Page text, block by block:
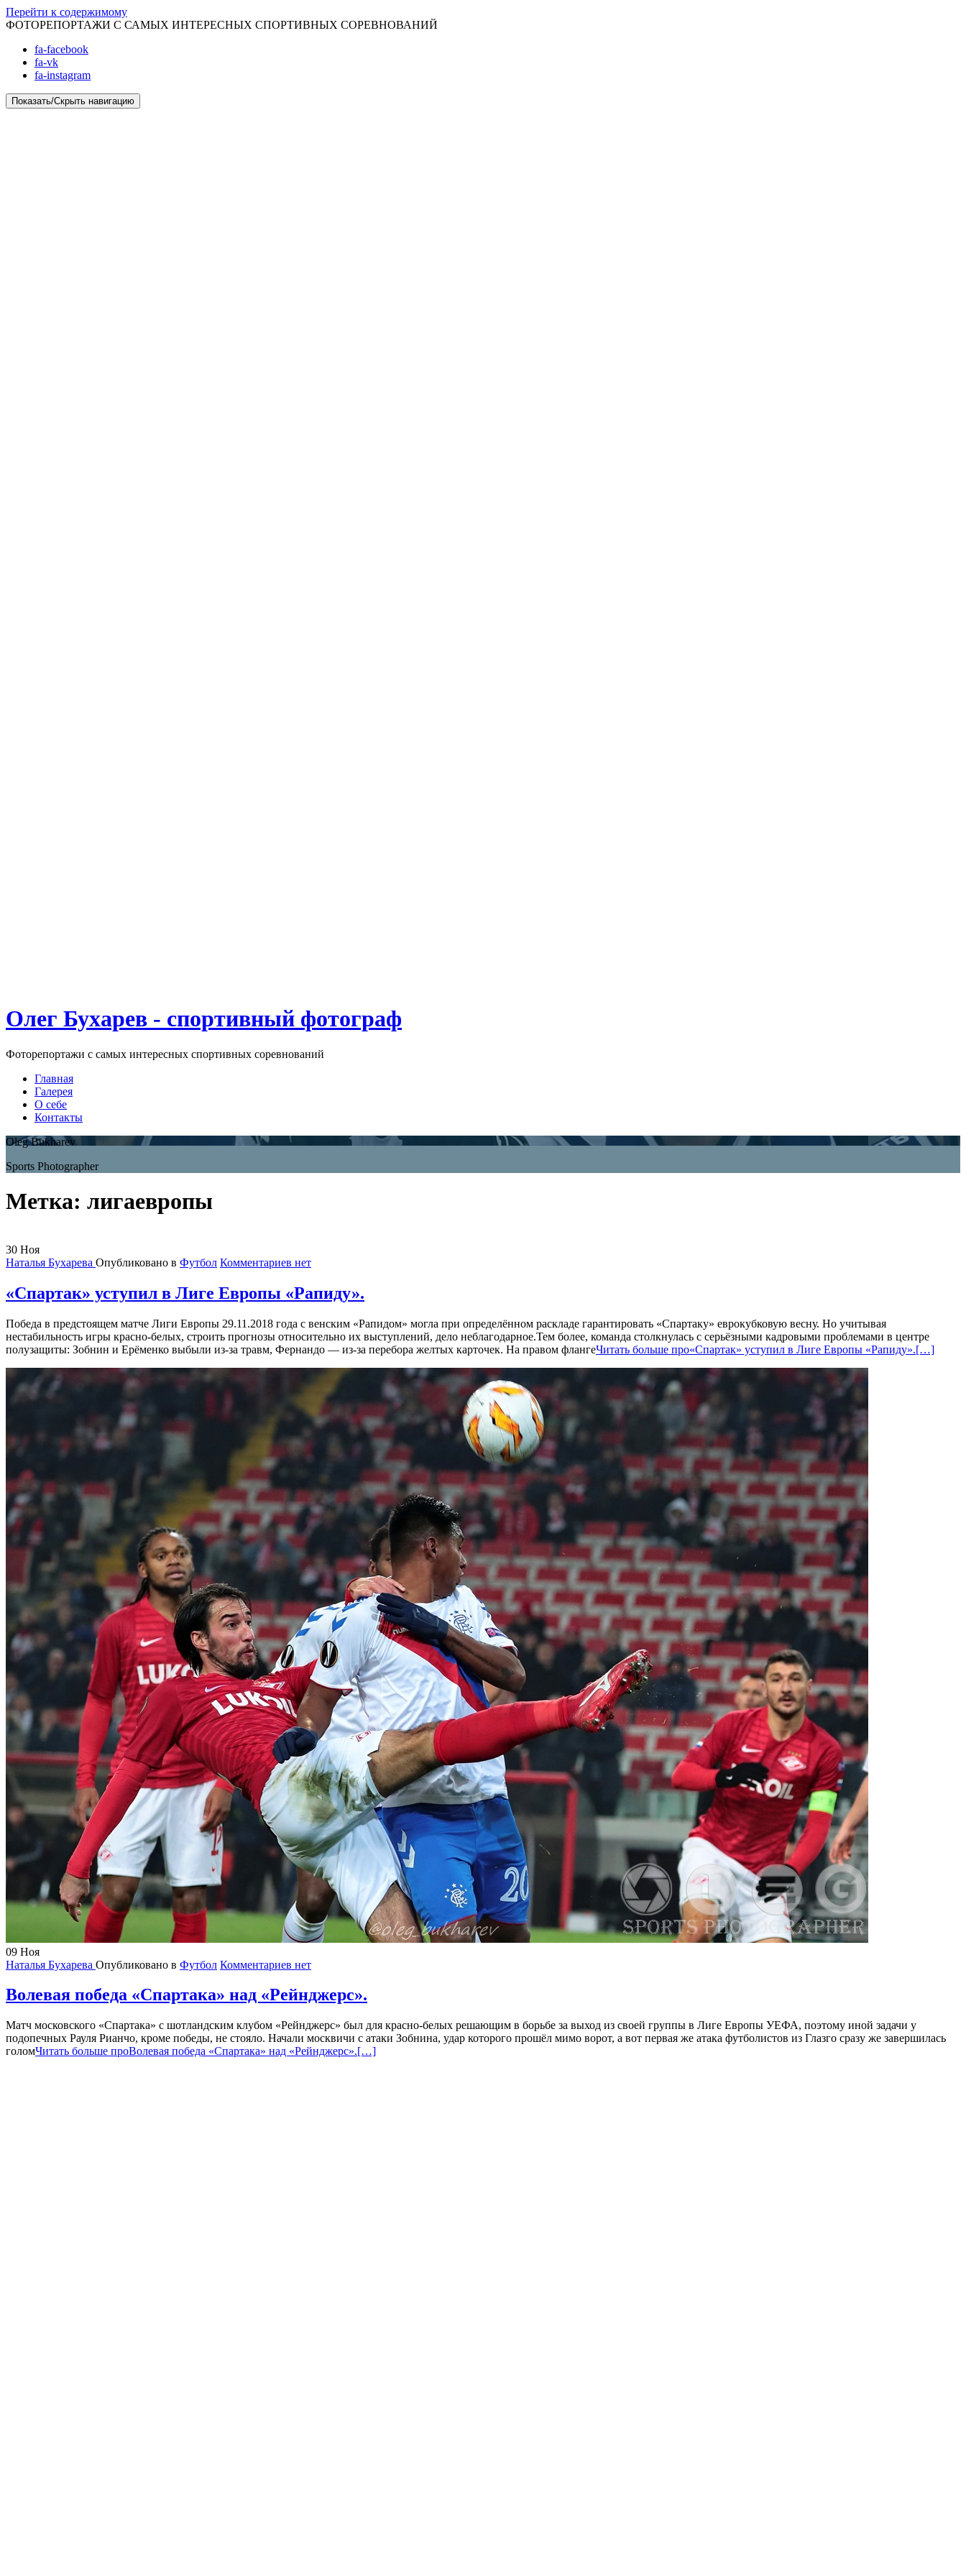
Перейти к содержимому
ФОТОРЕПОРТАЖИ С САМЫХ ИНТЕРЕСНЫХ СПОРТИВНЫХ СОРЕВНОВАНИЙ
fa-facebook
fa-vk
fa-instagram
Показать/Скрыть навигацию
Олег Бухарев - спортивный фотограф
Фоторепортажи с самых интересных спортивных соревнований
Главная
Галерея
О себе
Контакты
Oleg Bukharev
Sports Photographer
Метка: лигаевропы
30 Ноя
Наталья Бухарева Опубликовано в Футбол Комментариев нет
«Спартак» уступил в Лиге Европы «Рапиду».
Победа в предстоящем матче Лиги Европы 29.11.2018 года с венским «Рапидом» могла при определённом раскладе гарантировать «Спартаку» еврокубковую весну. Но учитывая
нестабильность игры красно-белых, строить прогнозы относительно их выступлений, дело неблагодарное.Тем более, команда столкнулась с серьёзными кадровыми проблемами в центре
полузащиты: Зобнин и Ерёменко выбыли из-за травм, Фернандо — из-за перебора желтых карточек. На правом флангеЧитать больше про«Спартак» уступил в Лиге Европы «Рапиду».[…]
09 Ноя
Наталья Бухарева Опубликовано в Футбол Комментариев нет
Волевая победа «Спартака» над «Рейнджерс».
Матч московского «Спартака» с шотландским клубом «Рейнджерс» был для красно-белых решающим в борьбе за выход из своей группы в Лиге Европы УЕФА, поэтому иной задачи у
подопечных Рауля Рианчо, кроме победы, не стояло. Начали москвичи с атаки Зобнина, удар которого прошёл мимо ворот, а вот первая же атака футболистов из Глазго сразу же завершилась
голомЧитать больше проВолевая победа «Спартака» над «Рейнджерс».[…]